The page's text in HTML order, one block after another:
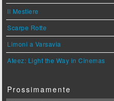
Il Mestiere
Scarpe Rotte
Limoni a Varsavia
Ateez: Light the Way in Cinemas
Prossimamente